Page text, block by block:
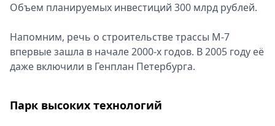
Объем планируемых инвестиций 300 млрд рублей.
Напомним, речь о строительстве трассы М-7
впервые зашла в начале 2000-х годов. В 2005 году её
даже включили в Генплан Петербурга.
Парк высоких технологий